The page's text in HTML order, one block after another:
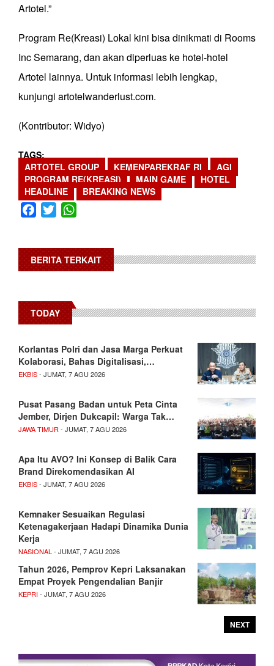
Artotel.”
Program Re(Kreasi) Lokal kini bisa dinikmati di Rooms
Inc Semarang, dan akan diperluas ke hotel-hotel
Artotel lainnya. Untuk informasi lebih lengkap,
kunjungi artotelwanderlust.com.
(Kontributor: Widyo)
TAGS
ARTOTEL GROUP
KEMENPAREKRAF RI
AGI
PROGRAM RE(KREASI)
MAIN GAME
HOTEL
HEADLINE
BREAKING NEWS
Facebook
Twitter
BERITA TERKAIT
TODAY
Korlantas Polri dan Jasa Marga Perkuat
Kolaborasi, Bahas Digitalisasi,…
EKBIS- JUMAT, 7 AGU 2026
Pusat Pasang Badan untuk Peta Cinta
Jember, Dirjen Dukcapil: Warga Tak…
JAWA TIMUR - JUMAT, 7 AGU 2026
Apa Itu AVO? Ini Konsep di Balik Cara
Brand Direkomendasikan AI
EKBIS- JUMAT, 7 AGU 2026
Kemnaker Sesuaikan Regulasi
Ketenagakerjaan Hadapi Dinamika Dunia
Kerja
NASIONAL - JUMAT, 7 AGU 2026
Tahun 2026, Pemprov Kepri Laksanakan
Empat Proyek Pengendalian Banjir
KEPRI- JUMAT, 7 AGU 2026
NEXT